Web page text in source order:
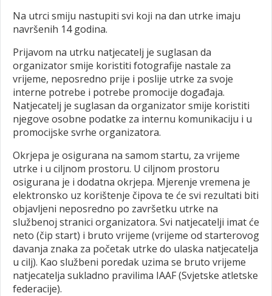
Na utrci smiju nastupiti svi koji na dan utrke imaju
navršenih 14 godina.
Prijavom na utrku natjecatelj je suglasan da
organizator smije koristiti fotografije nastale za
vrijeme, neposredno prije i poslije utrke za svoje
interne potrebe i potrebe promocije događaja.
Natjecatelj je suglasan da organizator smije koristiti
njegove osobne podatke za internu komunikaciju i u
promocijske svrhe organizatora.
Okrjepa je osigurana na samom startu, za vrijeme
utrke i u ciljnom prostoru. U ciljnom prostoru
osigurana je i dodatna okrjepa. Mjerenje vremena je
elektronsko uz korištenje čipova te će svi rezultati biti
objavljeni neposredno po završetku utrke na
službenoj stranici organizatora. Svi natjecatelji imat će
neto (čip start) i bruto vrijeme (vrijeme od starterovog
davanja znaka za početak utrke do ulaska natjecatelja
u cilj). Kao službeni poredak uzima se bruto vrijeme
natjecatelja sukladno pravilima IAAF (Svjetske atletske
federacije).